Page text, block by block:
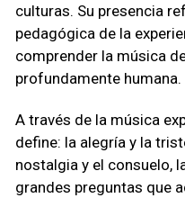
culturas. Su presencia
pedagógica de la
comprender la música
profundamente humana.
A través de la música
define: la alegría y la
nostalgia y el consuelo,
grandes preguntas que